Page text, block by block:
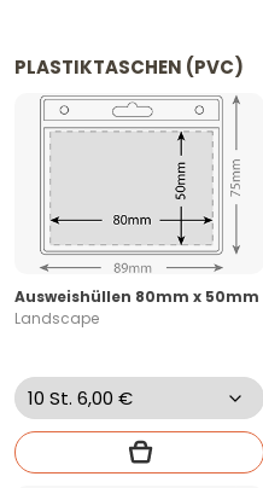
PLASTIKTASCHEN (PVC)
Ausweishüllen 80mm x 50mm
Landscape